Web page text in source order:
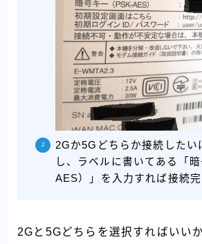
2Gか5Gどちらか接続したい
し、ラベルに書いてある「
AES）」を入力すれば接続完
2Gと5Gどちらを選択すればいい